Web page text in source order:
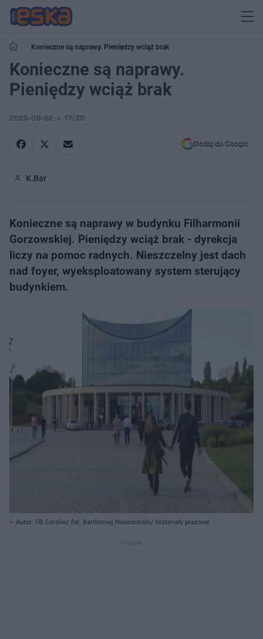
Konieczne są naprawy. Pieniędzy wciąż brak
Konieczne są naprawy.
Pieniędzy wciąż brak
2026-06-02 17:30
Dodaj do Google
K.Bar
Konieczne są naprawy w budynku Filharmonii
Gorzowskiej. Pieniędzy wciąż brak - dyrekcja
liczy na pomoc radnych. Nieszczelny jest dach
nad foyer, wyeksploatowany system sterujący
budynkiem.
Autor: FB Gorzów/ fot. Bartłomiej Nowosielski/ Materiały prasowe